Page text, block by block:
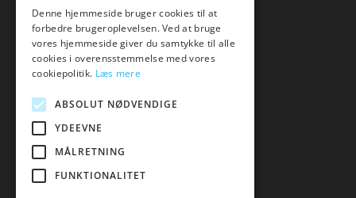
Tlf: 7876 8672
Mail: hej@amare.dk
Denne hjemmeside bruger cookies til at
forbedre brugeroplevelsen. Ved at bruge
vores hjemmeside giver du samtykke til alle
cookies i overensstemmelse med vores
cookiepolitik. Læs mere
ABSOLUT NØDVENDIGE
YDEEVNE
MÅLRETNING
FUNKTIONALITET